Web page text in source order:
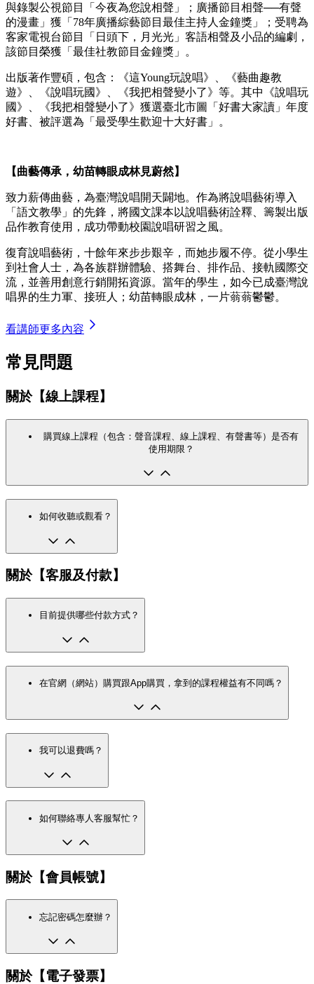
與錄製公視節目「今夜為您說相聲」；廣播節目相聲──有聲
的漫畫」獲「78年廣播綜藝節目最佳主持人金鐘獎」；受聘為
客家電視台節目「日頭下，月光光」客語相聲及小品的編劇，
該節目榮獲「最佳社教節目金鐘獎」。
出版著作豐碩，包含：《這Young玩說唱》、《藝曲趣教
遊》、《說唱玩國》、《我把相聲變小了》等。其中《說唱玩
國》、《我把相聲變小了》獲選臺北市圖「好書大家讀」年度
好書、被評選為「最受學生歡迎十大好書」。
【曲藝傳承，幼苗轉眼成林見蔚然】
致力薪傳曲藝，為臺灣說唱開天闢地。作為將說唱藝術導入
「語文教學」的先鋒，將國文課本以說唱藝術詮釋、籌製出版
品作教育使用，成功帶動校園說唱研習之風。
復育說唱藝術，十餘年來步步艱辛，而她步履不停。從小學生
到社會人士，為各族群辦體驗、搭舞台、排作品、接軌國際交
流，並善用創意行銷開拓資源。當年的學生，如今已成臺灣說
唱界的生力軍、接班人；幼苗轉眼成林，一片蓊蓊鬱鬱。
看講師更多內容
常見問題
關於【線上課程】
購買線上課程（包含：聲音課程、線上課程、有聲書等）是否有
使用期限？
如何收聽或觀看？
關於【客服及付款】
目前提供哪些付款方式？
在官網（網站）購買跟App購買，拿到的課程權益有不同嗎？
我可以退費嗎？
如何聯絡專人客服幫忙？
關於【會員帳號】
忘記密碼怎麼辦？
關於【電子發票】